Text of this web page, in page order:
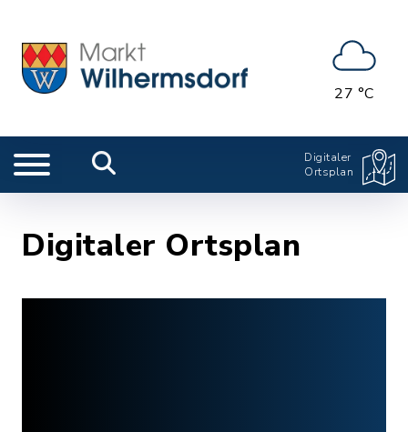
27 °C
Digitaler
Ortsplan
Digitaler Ortsplan